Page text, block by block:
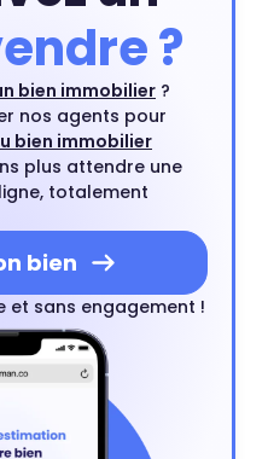
?
bien immobilier ?
nos agents pour
bien immobilier
plus attendre une
totalement
bien
et sans engagement !